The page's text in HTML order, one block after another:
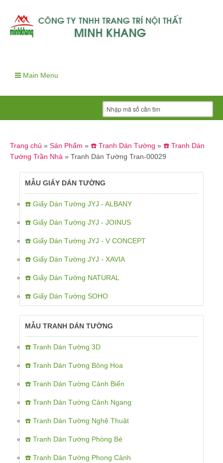
Main Menu
Trang chủ » Sản Phẩm » ☎️ Tranh Dán Tường » ☎️ Tranh Dán
Tường Trần Nhà » Tranh Dán Tường Tran-00029
MẪU GIẤY DÁN TƯỜNG
☎️ Giấy Dán Tường JYJ - ALBANY
☎️ Giấy Dán Tường JYJ - JOINUS
☎️ Giấy Dán Tường JYJ - V CONCEPT
☎️ Giấy Dán Tường JYJ - XAVIA
☎️ Giấy Dán Tường NATURAL
☎️ Giấy Dán Tường SOHO
MẪU TRANH DÁN TƯỜNG
☎️ Tranh Dán Tường 3D
☎️ Tranh Dán Tường Bông Hoa
☎️ Tranh Dán Tường Cảnh Biển
☎️ Tranh Dán Tường Cảnh Ngang
☎️ Tranh Dán Tường Nghệ Thuật
☎️ Tranh Dán Tường Phòng Bé
☎️ Tranh Dán Tường Phong Cảnh